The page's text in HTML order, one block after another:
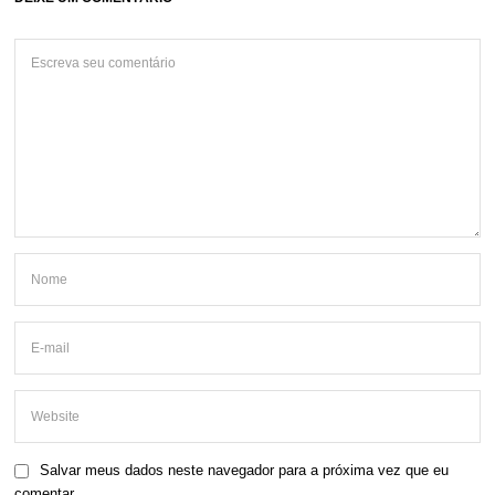
Salvar meus dados neste navegador para a próxima vez que eu